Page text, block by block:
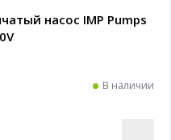
насос IMP Pumps
В наличии